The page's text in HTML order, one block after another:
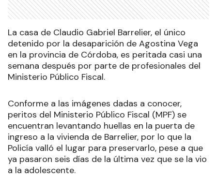
La casa de Claudio Gabriel Barrelier, el único
detenido por la desaparición de Agostina Vega
en la provincia de Córdoba, es peritada casi una
semana después por parte de profesionales del
Ministerio Público Fiscal.
Conforme a las imágenes dadas a conocer,
peritos del Ministerio Público Fiscal (MPF) se
encuentran levantando huellas en la puerta de
ingreso a la vivienda de Barrelier, por lo que la
Policía valló el lugar para preservarlo, pese a que
ya pasaron seis días de la última vez que se la vio
a la adolescente.